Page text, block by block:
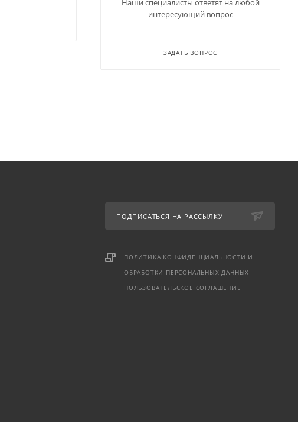
Наши специалисты ответят на любой
интересующий вопрос
ЗАДАТЬ ВОПРОС
ПОДПИСАТЬСЯ НА РАССЫЛКУ
ПОЛИТИКА КОНФИДЕНЦИАЛЬНОСТИ И
ОБРАБОТКИ ПЕРСОНАЛЬНЫХ ДАННЫХ
ПОЛЬЗОВАТЕЛЬСКОЕ СОГЛАШЕНИЕ